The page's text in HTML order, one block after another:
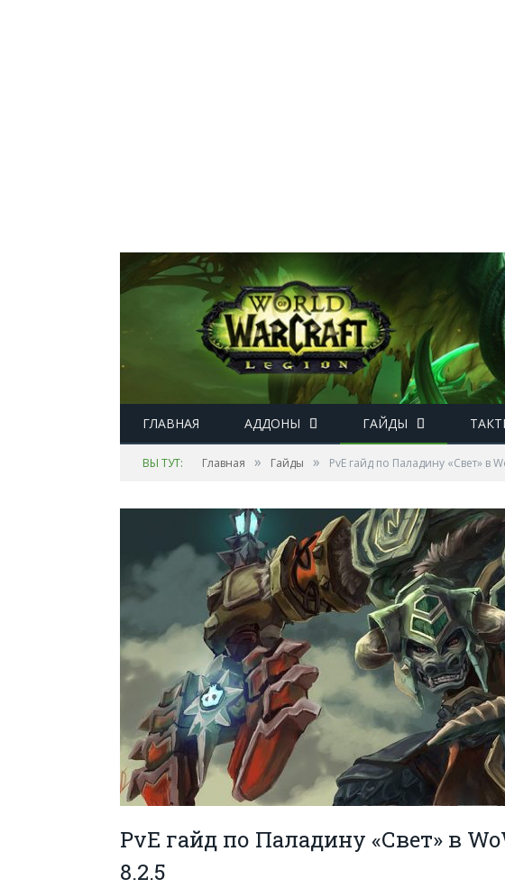
ГЛАВНАЯ АДДОНЫ ГАЙДЫ
ВЫ ТУТ: Главная » Гайды » PvE гайд по Паладину «Свет» в
PvE гайд по Паладину «Свет» в
8.2.5